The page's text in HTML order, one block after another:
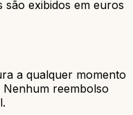
exibidos em euros
a qualquer momento
reembolso